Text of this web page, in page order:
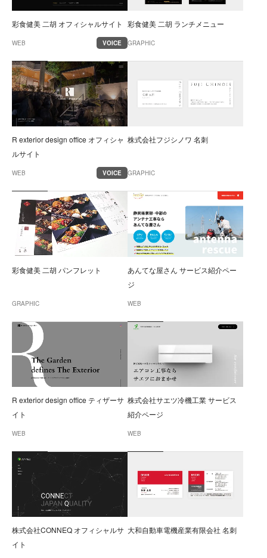
彩食健美 二胡 オフィシャルサイト
WEB VOICE
彩食健美 二胡 ランチメニュー
GRAPHIC
R exterior design office オフィシャ
ルサイト
WEB VOICE
株式会社フジシノワ 名刺
GRAPHIC
彩食健美 二胡 パンフレット
GRAPHIC
あんてな屋さん サービス紹介ペー
ジ
WEB
R exterior design office ティザーサ
イト
WEB
株式会社サエツ冷機工業 サービス
紹介ページ
WEB
株式会社CONNEQ オフィシャルサ
イト
大和自動車電機産業有限会社 名刺